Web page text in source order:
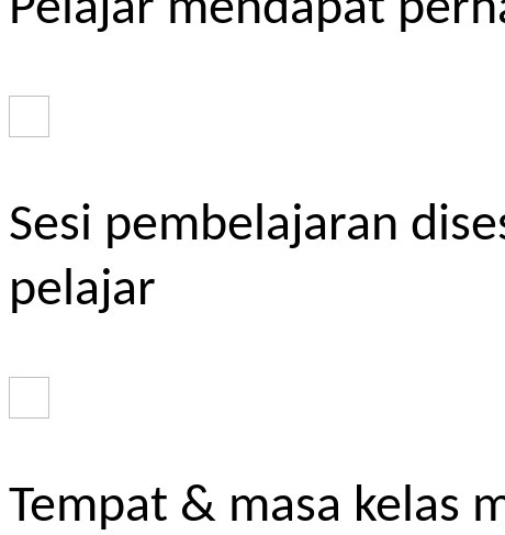
Sesi pembelajaran
pelajar
Tempat & masa kelas